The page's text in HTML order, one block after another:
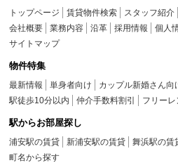
トップページ 賃貸物件検索 スタッフ紹介
会社概要
業務内容 沿革 採用情報
個人
サイトマップ
物件特集
最新情報 単身者向け カップル新婚さん向
駅徒歩10分以内
仲介手数料割引 フリーレ
駅からお部屋探し
浦安駅の賃貸 新浦安駅の賃貸 舞浜駅の賃
町名から探す